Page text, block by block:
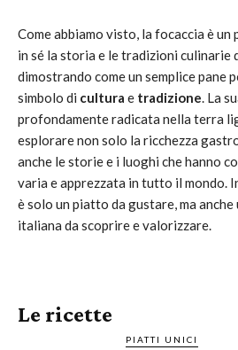
Come abbiamo visto, la focaccia è
in sé la storia e le tradizioni culinarie
dimostrando come un semplice pane
simbolo di cultura e tradizione. La
profondamente radicata nella terra
esplorare non solo la ricchezza
anche le storie e i luoghi che hanno
varia e apprezzata in tutto il mondo.
è solo un piatto da gustare, ma
italiana da scoprire e valorizzare.
Le ricette
PIATTI UNICI